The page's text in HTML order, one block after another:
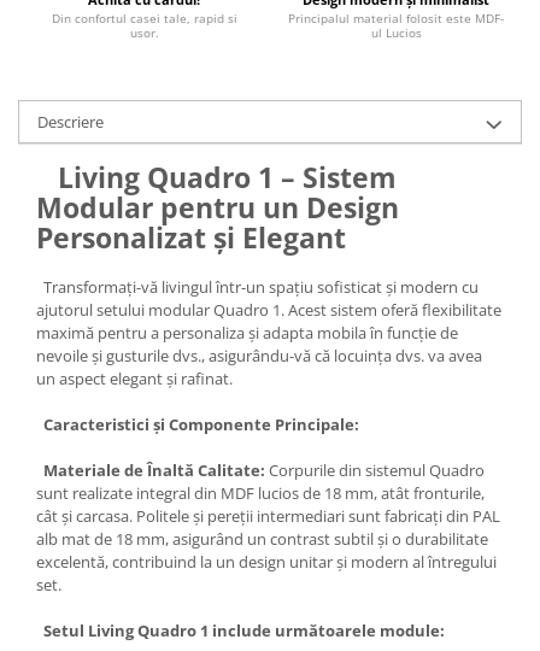
Din confortul casei tale, rapid si
usor.
Principalul material folosit este MDF-
ul Lucios
Descriere
Living Quadro 1 – Sistem
Modular pentru un Design
Personalizat și Elegant
Transformați-vă livingul într-un spațiu sofisticat și modern cu
ajutorul setului modular Quadro 1. Acest sistem oferă flexibilitate
maximă pentru a personaliza și adapta mobila în funcție de
nevoile și gusturile dvs., asigurându-vă că locuința dvs. va avea
un aspect elegant și rafinat.
Caracteristici și Componente Principale:
Materiale de Înaltă Calitate: Corpurile din sistemul Quadro
sunt realizate integral din MDF lucios de 18 mm, atât fronturile,
cât și carcasa. Politele și pereții intermediari sunt fabricați din PAL
alb mat de 18 mm, asigurând un contrast subtil și o durabilitate
excelentă, contribuind la un design unitar și modern al întregului
set.
Setul Living Quadro 1 include următoarele module: